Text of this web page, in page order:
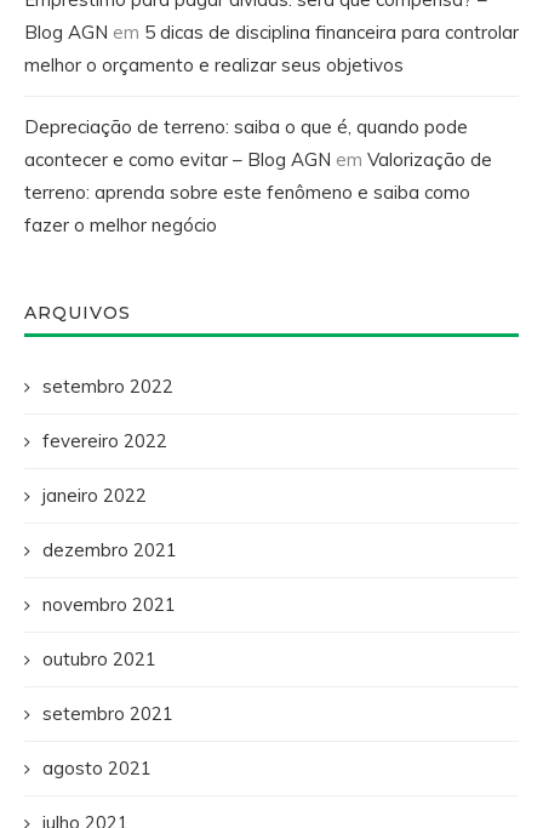
Blog AGN em 5 dicas de disciplina financeira para controlar
melhor o orçamento e realizar seus objetivos
Depreciação de terreno: saiba o que é, quando pode
acontecer e como evitar – Blog AGN em Valorização de
terreno: aprenda sobre este fenômeno e saiba como
fazer o melhor negócio
ARQUIVOS
setembro 2022
fevereiro 2022
janeiro 2022
dezembro 2021
novembro 2021
outubro 2021
setembro 2021
agosto 2021
julho 2021